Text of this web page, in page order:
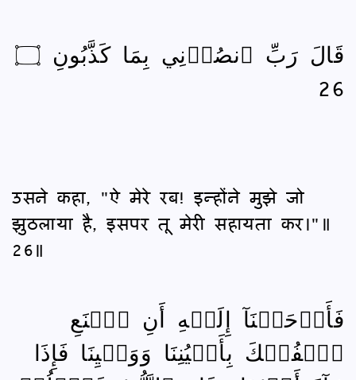
قَالَ رَبِّ ٱنصُرۡنِي بِمَا كَذَّبُونِ ۝
26
उसने कहा, "ऐ मेरे रब! इन्होंने मुझे जो
झुठलाया है, इसपर तू मेरी सहायता कर।"॥
26॥
فَأَوۡحَيۡنَآ إِلَيۡهِ أَنِ ٱصۡنَعِ
ٱلۡفُلۡكَ بِأَعۡيُنِنَا وَوَحۡيِنَا فَإِذَا